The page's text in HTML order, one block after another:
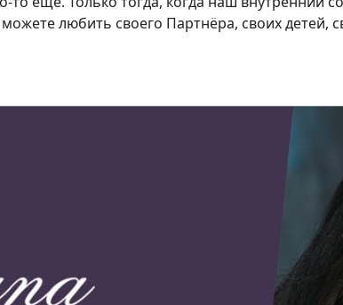
любить своего Партнёра, своих детей,